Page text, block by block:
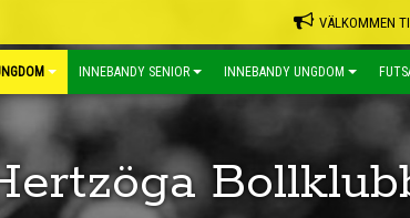
VÄLKOMMEN
INNEBANDY SENIOR INNEBANDY UNGDOM